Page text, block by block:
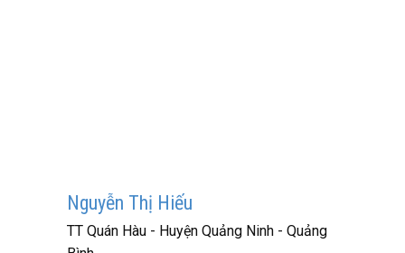
Nguyễn Thị Hiếu
TT Quán Hàu - Huyện Quảng Ninh - Quảng